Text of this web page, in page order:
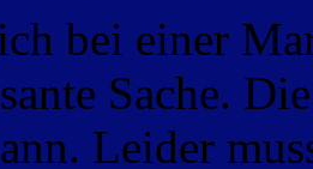
bei einer
Sache.
Leider